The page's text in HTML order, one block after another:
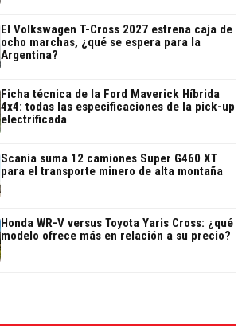
El Volkswagen T-Cross 2027 estrena caja de
ocho marchas, ¿qué se espera para la
Argentina?
Ficha técnica de la Ford Maverick Híbrida
4x4: todas las especificaciones de la pick-up
electrificada
Scania suma 12 camiones Super G460 XT
para el transporte minero de alta montaña
Honda WR-V versus Toyota Yaris Cross: ¿qué
modelo ofrece más en relación a su precio?